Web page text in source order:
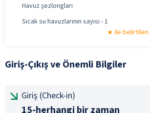
Havuz şezlongları
Sıcak su havuzlarının sayısı - 1
ile
Giriş-Çıkış ve Önemli Bilgiler
Giriş (Check-in)
15-herhangi bir zaman